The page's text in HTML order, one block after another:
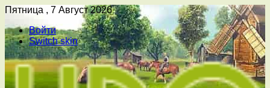
Пятница , 7 Август 2026
Войти
Switch skin